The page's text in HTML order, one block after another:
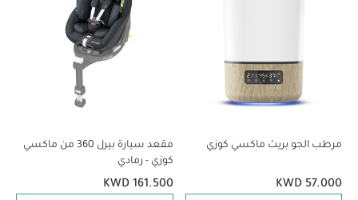
مرطب الجو بريث ماكسي كوزي
KWD 57.000
مقعد سيارة بيرل 360 من ماكسي
كوزي - رمادي
KWD 161.500